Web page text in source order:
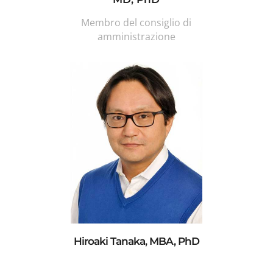
Membro del consiglio di
amministrazione
Hiroaki Tanaka, MBA, PhD